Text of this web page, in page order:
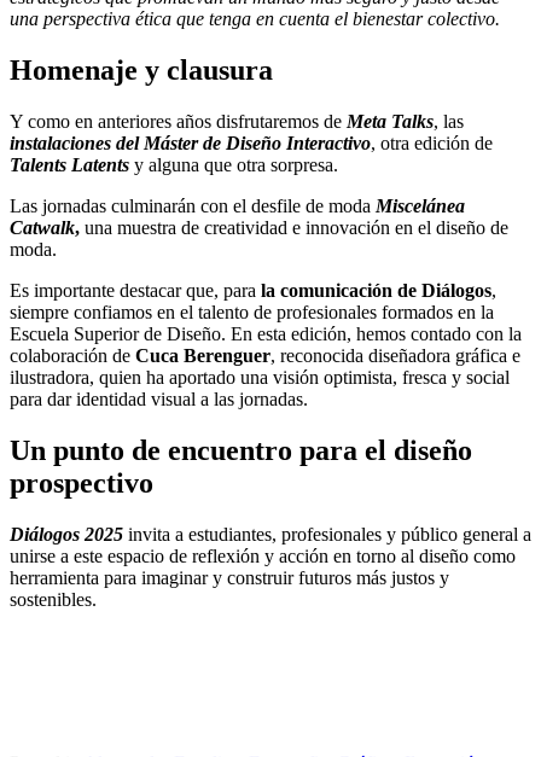
una perspectiva ética que tenga en cuenta el bienestar colectivo.
Homenaje y clausura
Y como en anteriores años disfrutaremos de Meta Talks, las
instalaciones del Máster de Diseño Interactivo, otra edición de
Talents Latents y alguna que otra sorpresa.
Las jornadas culminarán con el desfile de moda Miscelánea
Catwalk, una muestra de creatividad e innovación en el diseño de
moda.
Es importante destacar que, para la comunicación de Diálogos,
siempre confiamos en el talento de profesionales formados en la
Escuela Superior de Diseño. En esta edición, hemos contado con la
colaboración de Cuca Berenguer, reconocida diseñadora gráfica e
ilustradora, quien ha aportado una visión optimista, fresca y social
para dar identidad visual a las jornadas.
Un punto de encuentro para el diseño
prospectivo
Diálogos 2025 invita a estudiantes, profesionales y público general a
unirse a este espacio de reflexión y acción en torno al diseño como
herramienta para imaginar y construir futuros más justos y
sostenibles.